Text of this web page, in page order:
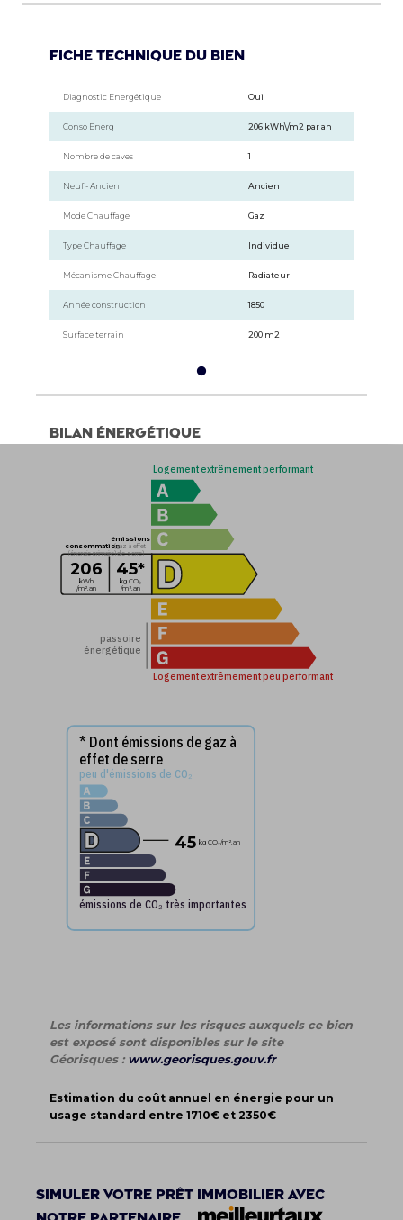
Fiche technique du bien
Diagnostic Energétique Oui
Conso Energ 206 kWh\/m2 par an
Nombre de caves 1
Neuf - Ancien Ancien
Mode Chauffage Gaz
Type Chauffage Individuel
Mécanisme Chauffage Radiateur
Année construction 1850
Surface terrain 200 m2
Bilan énergétique
Logement extrêmement performant
Logement extrêmement peu performant
passoire
énergétique
consommation
(énergie primaire)
206
kWh
/m².an
émissions
(gaz à effet
de serre)
45*
kg CO₂
/m².an
* Dont émissions de gaz à
effet de serre
peu d'émissions de CO₂
émissions de CO₂ très importantes
45 kg CO₂/m².an
Les informations sur les risques auxquels ce bien
est exposé sont disponibles sur le site
Géorisques : www.georisques.gouv.fr
Estimation du coût annuel en énergie pour un
usage standard entre 1710€ et 2350€
Simuler votre prêt immobilier avec